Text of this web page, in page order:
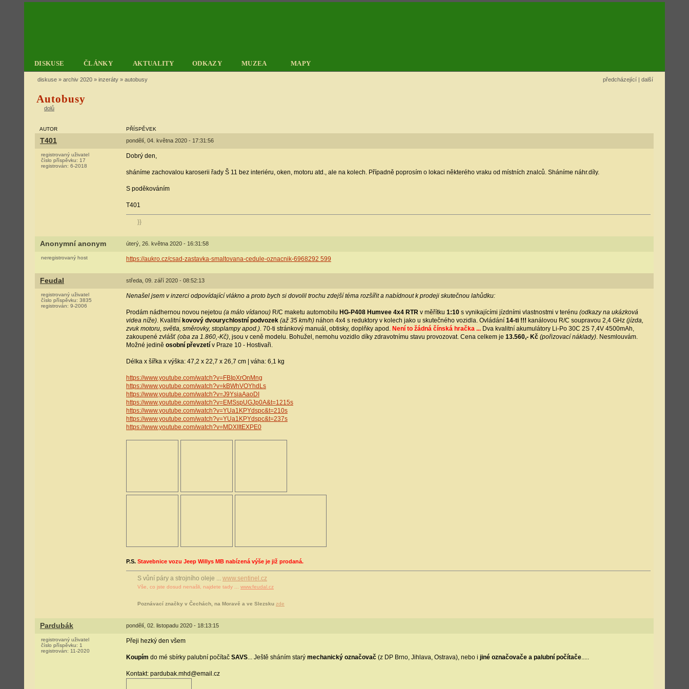
DISKUSE ČLÁNKY AKTUALITY ODKAZY MUZEA MAPY
diskuse » archiv 2020 » inzeráty » autobusy předcházející | další
Autobusy
dolů
AUTOR PŘÍSPĚVEK
T401 pondělí, 04. května 2020 - 17:31:56
registrovaný uživatel
číslo příspěvku: 17
registrován: 6-2018
Dobrý den,
sháníme zachovalou karoserii řady Š 11 bez interiéru, oken, motoru atd., ale na kolech. Případně poprosím o lokaci některého vraku od místních znalců. Sháníme náhr.díly.
S poděkováním
T401
}}
Anonymní anonym úterý, 26. května 2020 - 16:31:58
neregistrovaný host https://aukro.cz/csad-zastavka-smaltovana-cedule-oznacnik-6968292 599
Feudal středa, 09. září 2020 - 08:52:13
registrovaný uživatel
číslo příspěvku: 3835
registrován: 9-2006
Nenašel jsem v inzerci odpovídající vlákno a proto bych si dovolil trochu zdejší téma rozšířit a nabídnout k prodeji skutečnou lahůdku:
Prodám nádhernou novou nejetou (a málo vídanou) R/C maketu automobilu HG-P408 Humvee 4x4 RTR v měřítku 1:10 s vynikajícími jízdními vlastnostmi v terénu (odkazy na ukázková
videa níže). Kvalitní kovový dvourychlostní podvozek (až 35 km/h) náhon 4x4 s reduktory v kolech jako u skutečného vozidla. Ovládání 14-ti !!! kanálovou R/C soupravou 2,4 GHz (jízda,
zvuk motoru, světla, směrovky, stoplampy apod.). 70-ti stránkový manuál, obtisky, doplňky apod. Není to žádná čínská hračka ... Dva kvalitní akumulátory Li-Po 30C 2S 7,4V 4500mAh,
zakoupené zvlášť (oba za 1.860,-Kč), jsou v ceně modelu. Bohužel, nemohu vozidlo díky zdravotnímu stavu provozovat. Cena celkem je 13.560,- Kč (pořizovací náklady). Nesmlouvám.
Možné jedině osobní převzetí v Praze 10 - Hostivaři.
Délka x šířka x výška: 47,2 x 22,7 x 26,7 cm | váha: 6,1 kg
https://www.youtube.com/watch?v=FBIpXrOnMng
https://www.youtube.com/watch?v=kBWhVOYhdLs
https://www.youtube.com/watch?v=J9YsiaAaoDI
https://www.youtube.com/watch?v=EMSspUGJp0A&t=1215s
https://www.youtube.com/watch?v=YUa1KPYdspc&t=210s
https://www.youtube.com/watch?v=YUa1KPYdspc&t=237s
https://www.youtube.com/watch?v=MDXIItEXPE0
P.S. Stavebnice vozu Jeep Willys MB nabízená výše je již prodaná.
S vůní páry a strojního oleje ... www.sentinel.cz
Vše, co jste dosud nenašli, najdete tady ... www.feudal.cz
Poznávací značky v Čechách, na Moravě a ve Slezsku zde
Pardubák pondělí, 02. listopadu 2020 - 18:13:15
registrovaný uživatel
číslo příspěvku: 1
registrován: 11-2020
Přeji hezký den všem
Koupím do mé sbírky palubní počítač SAVS... Ještě sháním starý mechanický označovač (z DP Brno, Jihlava, Ostrava), nebo i jiné označovače a palubní počítače.....
Kontakt: pardubak.mhd@email.cz